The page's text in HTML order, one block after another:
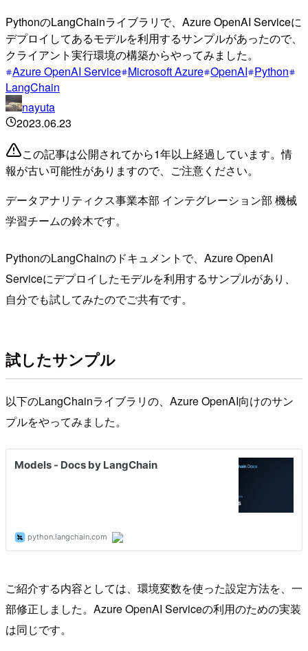
PythonのLangChainライブラリで、Azure OpenAI Serviceに
デプロイしてあるモデルを利用するサンプルがあったので、
クライアント実行環境の構築からやってみました。
Azure OpenAI Service Microsoft Azure OpenAI Python
LangChain
nayuta
2023.06.23
この記事は公開されてから1年以上経過しています。情
報が古い可能性がありますので、ご注意ください。
データアナリティクス事業本部 インテグレーション部 機械
学習チームの鈴木です。
PythonのLangChainのドキュメントで、Azure OpenAI
Serviceにデプロイしたモデルを利用するサンプルがあり、
自分でも試してみたのでご共有です。
試したサンプル
以下のLangChainライブラリの、Azure OpenAI向けのサン
プルをやってみました。
ご紹介する内容としては、環境変数を使った設定方法を、一
部修正しました。Azure OpenAI Serviceの利用のための実装
は同じです。